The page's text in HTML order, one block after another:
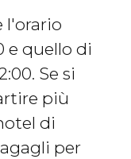
l'orario
e quello di
Se si
più
di
per